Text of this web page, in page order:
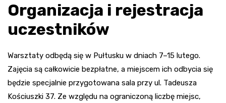
Organizacja i rejestracja
uczestników
Warsztaty odbędą się w Pułtusku w dniach 7–15 lutego.
Zajęcia są całkowicie bezpłatne, a miejscem ich odbycia się
będzie specjalnie przygotowana sala przy ul. Tadeusza
Kościuszki 37. Ze względu na ograniczoną liczbę miejsc,